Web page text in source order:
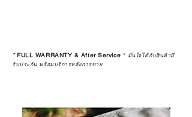
*FULL WARRANTY & After Service * มั่นใจได้กับสินค้ามี
รับประกัน พร้อมบริการหลังการขาย